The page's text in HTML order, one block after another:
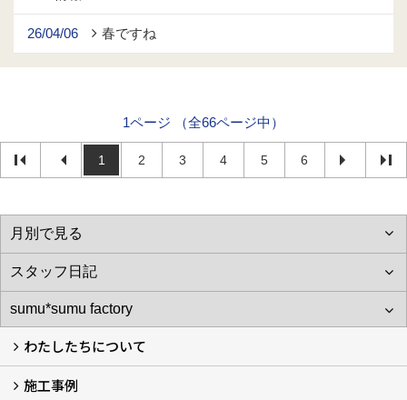
26/04/06 春ですね
1ページ （全66ページ中）
1 2 3 4 5 6
わたしたちについて
わたしたちについて…
会社概要
スタッフ紹介
アフターサポート
自社大工のつくる家
ショールーム
施工事例